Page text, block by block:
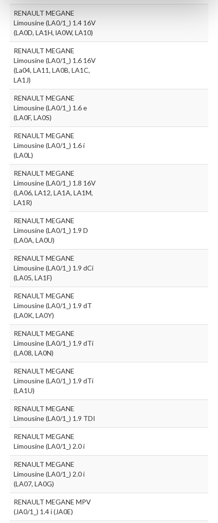
RENAULT MEGANE
Limousine (LA0/1_) 1.4 16V
(LA0D, LA1H, lA0W, LA10)
RENAULT MEGANE
Limousine (LA0/1_) 1.6 16V
(La04, LA11, LA0B, LA1C,
LA1J)
RENAULT MEGANE
Limousine (LA0/1_) 1.6 e
(LA0F, LA0S)
RENAULT MEGANE
Limousine (LA0/1_) 1.6 i
(LA0L)
RENAULT MEGANE
Limousine (LA0/1_) 1.8 16V
(LA06, LA12, LA1A, LA1M,
LA1R)
RENAULT MEGANE
Limousine (LA0/1_) 1.9 D
(LA0A, LA0U)
RENAULT MEGANE
Limousine (LA0/1_) 1.9 dCi
(LA05, LA1F)
RENAULT MEGANE
Limousine (LA0/1_) 1.9 dT
(LA0K, LA0Y)
RENAULT MEGANE
Limousine (LA0/1_) 1.9 dTi
(LA08, LA0N)
RENAULT MEGANE
Limousine (LA0/1_) 1.9 dTi
(LA1U)
RENAULT MEGANE
Limousine (LA0/1_) 1.9 TDI
RENAULT MEGANE
Limousine (LA0/1_) 2.0 i
RENAULT MEGANE
Limousine (LA0/1_) 2.0 i
(LA07, LA0G)
RENAULT MEGANE MPV
(JA0/1_) 1.4 i (JA0E)